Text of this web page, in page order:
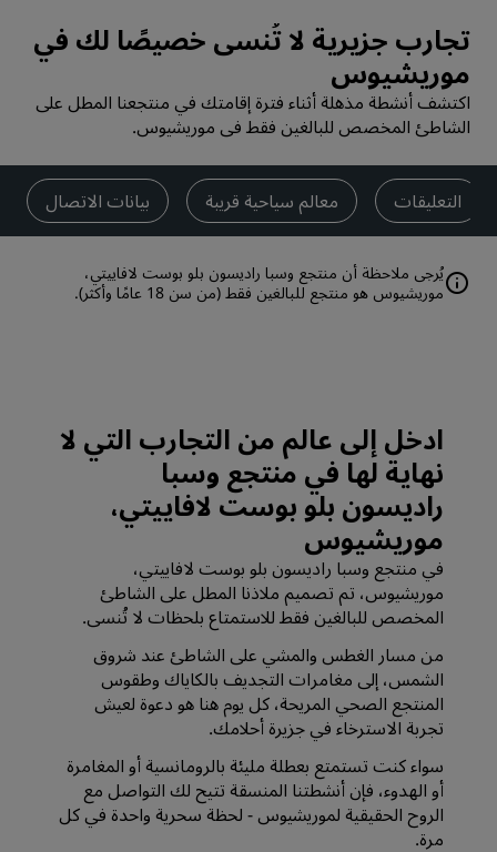
تجارب جزيرية لا تُنسى خصيصًا لك في
موريشيوس
اكتشف أنشطة مذهلة أثناء فترة إقامتك في منتجعنا المطل على
الشاطئ المخصص للبالغين فقط في موريشيوس.
التعليقات معالم سياحية قريبة بيانات الاتصال
موريشيوس هو منتجع للبالغين فقط (من سن 18 عامًا وأكثر).
ادخل إلى عالم من التجارب التي لا
نهاية لها في منتجع وسبا
راديسون بلو بوست لافاييتي،
موريشيوس
في منتجع وسبا راديسون بلو بوست لافاييتي،
موريشيوس، تم تصميم ملاذنا المطل على الشاطئ
المخصص للبالغين فقط للاستمتاع بلحظات لا تُنسى.
من مسار الغطس والمشي على الشاطئ عند شروق
الشمس، إلى مغامرات التجديف بالكاياك وطقوس
المنتجع الصحي المريحة، كل يوم هنا هو دعوة لعيش
تجربة الاسترخاء في جزيرة أحلامك.
سواء كنت تستمتع بعطلة مليئة بالرومانسية أو المغامرة
أو الهدوء، فإن أنشطتنا المنسقة تتيح لك التواصل مع
الروح الحقيقية لموريشيوس - لحظة سحرية واحدة في كل
مرة.